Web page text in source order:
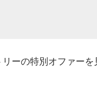
リーの特別オファーを